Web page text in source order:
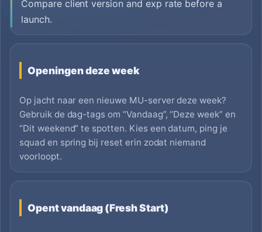
Compare client version and exp rate before a
launch.
Openingen deze week
Op jacht naar een nieuwe MU-server deze week?
Gebruik de dag-tags om “Vandaag”, “Deze week” en
“Dit weekend” te spotten. Kies een datum, ping je
squad en spring bij reset erin zodat niemand
voorloopt.
Opent vandaag (Fresh Start)